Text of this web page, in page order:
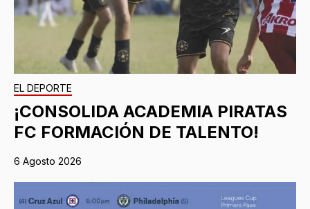
EL DEPORTE
¡CONSOLIDA ACADEMIA PIRATAS
FC FORMACIÓN DE TALENTO!
6 Agosto 2026